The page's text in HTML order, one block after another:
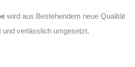
wird aus Bestehendem neue Qualität
und verlässlich umgesetzt.